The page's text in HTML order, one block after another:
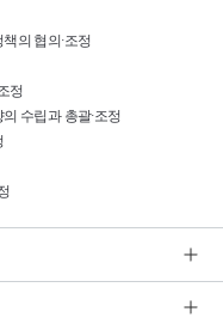
의 협의·조정
정
수립과 총괄·조정